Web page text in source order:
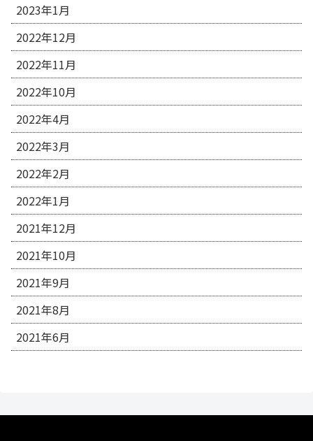
2023年1月
2022年12月
2022年11月
2022年10月
2022年4月
2022年3月
2022年2月
2022年1月
2021年12月
2021年10月
2021年9月
2021年8月
2021年6月